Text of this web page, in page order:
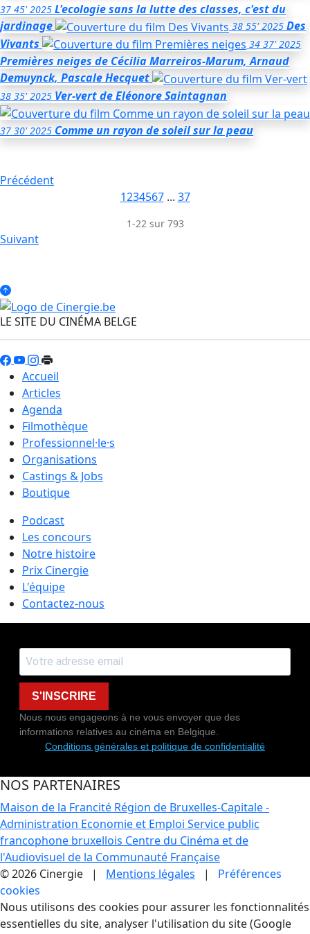
37 45' 2025 L'ecologie sans la lutte des classes, c'est du
jardinage
38 55' 2025 Des
Vivants
34 37' 2025
Premières neiges de Cécilia Marreiros-Marum, Arnaud
Demuynck, Pascale Hecquet
38 35' 2025 Ver-vertde Eléonore Saintagnan
37 30' 2025 Comme un rayon de soleil sur la peau
Précédent
1234567 ... 37
1-22 sur 793
Suivant
LE SITE DU CINÉMA BELGE
Accueil
Articles
Agenda
Filmothèque
Professionnel·le·s
Organisations
Castings & Jobs
Boutique
Podcast
Les concours
Notre histoire
Prix Cinergie
L'équipe
Contactez-nous
S'INSCRIRE
Nous nous engageons à ne vous envoyer que des
informations relatives au cinéma en Belgique.
Conditions générales et politique de confidentialité
NOS PARTENAIRES
Maison de la Francité Région de Bruxelles-Capitale -
Administration Economie et Emploi Service public
francophone bruxellois Centre du Cinéma et de
l'Audiovisuel de la Communauté Française
© 2026 Cinergie | Mentions légales | Préférences
cookies
Gestion des Cookies
Nous utilisons des cookies pour assurer les fonctionnalités
essentielles du site, analyser l'utilisation du site (Google